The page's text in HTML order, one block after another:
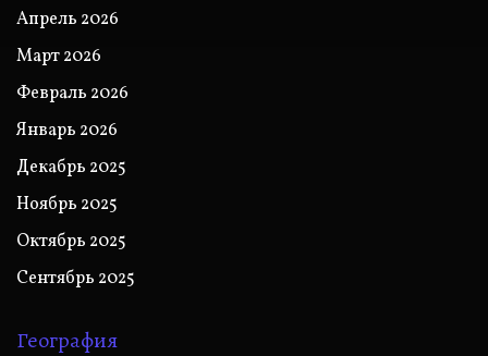
Апрель 2026
Март 2026
Февраль 2026
Январь 2026
Декабрь 2025
Ноябрь 2025
Октябрь 2025
Сентябрь 2025
География